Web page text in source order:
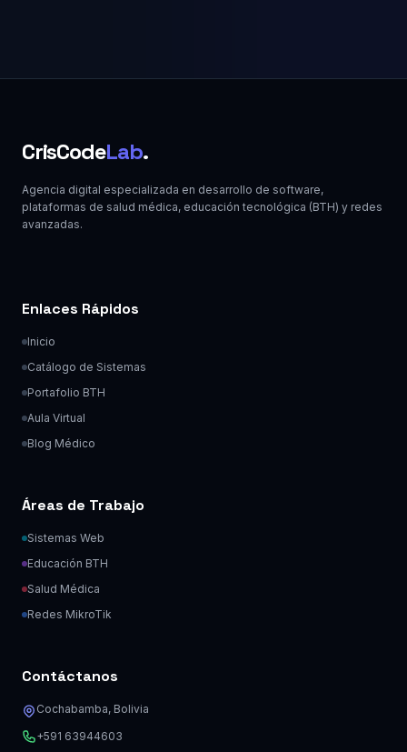
CrisCodeLab.
Agencia digital especializada en desarrollo de software,
plataformas de salud médica, educación tecnológica (BTH) y redes
avanzadas.
Enlaces Rápidos
Inicio
Catálogo de Sistemas
Portafolio BTH
Aula Virtual
Blog Médico
Áreas de Trabajo
Sistemas Web
Educación BTH
Salud Médica
Redes MikroTik
Contáctanos
Cochabamba, Bolivia
+591 63944603